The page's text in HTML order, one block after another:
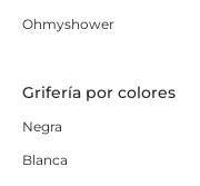
Ohmyshower
Grifería por colores
Negra
Blanca